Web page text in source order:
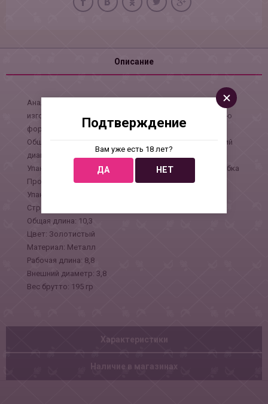
Описание
Анальная пробка под золото с ярким цветным стразом
изготовлена из медицинской стали. Имеет правильную
форму для удобного и комфортного проникновения.
Общая длина 10,3 см, рабочая длина 8,8 см, наибольший
диаметр: 3,8 см., в средней части 2,8 см см, вес 168 гр.
Упаковка: индивидуальный тканевый мешочек и коробка
Производитель: 4sexdream
Упаковка: Тканевый мешочек и коробка
Страна: Китай
Общая длина: 10,3
Цвет: Золотистый
Материал: Металл
Рабочая длина: 8,8
Внешний диаметр: 3,8
Веc брутто: 195 гр
Характеристики
Наличие в магазинах
Подтверждение
Вам уже есть 18 лет?
ДА НЕТ